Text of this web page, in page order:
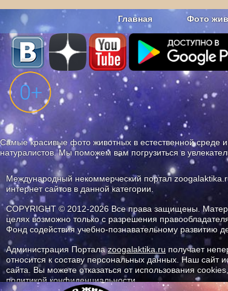
Главная Фото
Наши приложения.
Самые красивые фото животных в естественной среде
натуралистов. Мы поможем вам погрузиться в
Международный некоммерческий портал
интернет сайтов в данной категории.
COPYRIGHT © 2012-2026 Все права защищены.
целях возможно только с разрешения
Фонд содействия учебно-познавательному развитию
Администрация Порталаzoogalaktika.ru получает
относится к составу персональных данных. Наш
сайта. Вы можете отказаться от использования
политикой конфиденциальности.